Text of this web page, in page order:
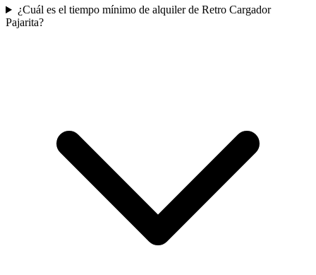
¿Cuál es el tiempo mínimo de alquiler de Retro Cargador
Pajarita?